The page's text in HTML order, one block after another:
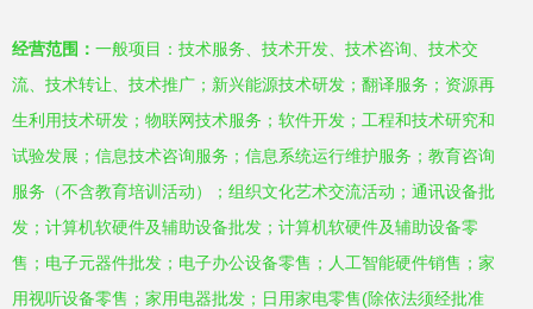
经营范围： 一般项目：技术服务、技术开发、技术咨询、技术交
流、技术转让、技术推广；新兴能源技术研发；翻译服务；资源再
生利用技术研发；物联网技术服务；软件开发；工程和技术研究和
试验发展；信息技术咨询服务；信息系统运行维护服务；教育咨询
服务（不含教育培训活动）；组织文化艺术交流活动；通讯设备批
发；计算机软硬件及辅助设备批发；计算机软硬件及辅助设备零
售；电子元器件批发；电子办公设备零售；人工智能硬件销售；家
用视听设备零售；家用电器批发；日用家电零售(除依法须经批准